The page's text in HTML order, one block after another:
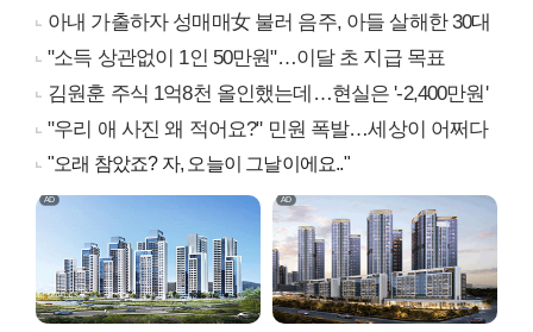
아내 가출하자 성매매女 불러 음주, 아들 살해한 30대
"소득 상관없이 1인 50만원"…이달 초 지급 목표
김원훈 주식 1억8천 올인했는데…현실은 '-2,400만원'
"우리 애 사진 왜 적어요?" 민원 폭발…세상이 어쩌다
"오래 참았죠? 자, 오늘이 그날이에요.."